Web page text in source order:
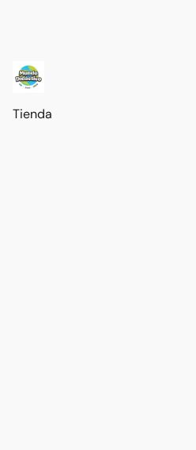
Tienda